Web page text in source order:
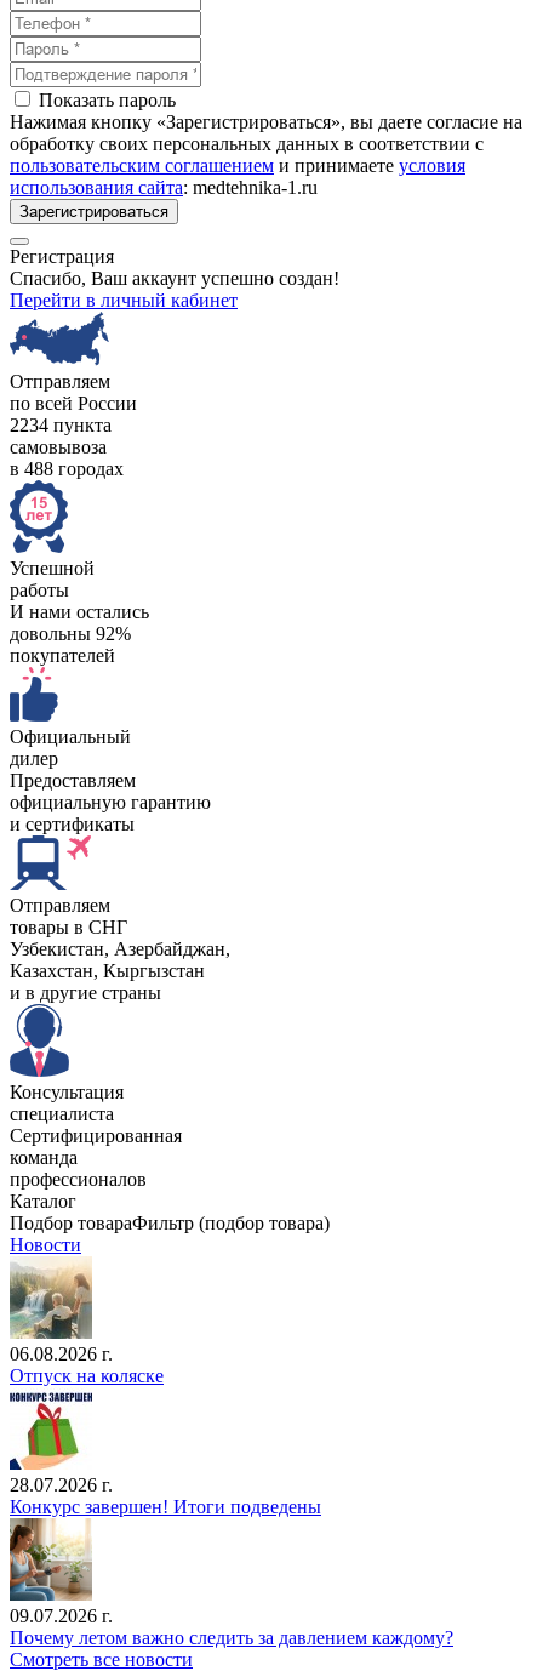
Показать пароль
Нажимая кнопку «Зарегистрироваться», вы даете согласие на
обработку своих персональных данных в соответствии с
пользовательским соглашением и принимаете условия
использования сайта: medtehnika-1.ru
Зарегистрироваться
Регистрация
Спасибо, Ваш аккаунт успешно создан!
Перейти в личный кабинет
Отправляем
по всей России
2234 пункта
самовывоза
в 488 городах
Успешной
работы
И нами остались
довольны 92%
покупателей
Официальный
дилер
Предоставляем
официальную гарантию
и сертификаты
Отправляем
товары в СНГ
Узбекистан, Aзербайджан,
Казахстан, Кыргызстан
и в другие страны
Консультация
специалиста
Сертифицированная
команда
профессионалов
Каталог
Подбор товараФильтр (подбор товара)
Новости
06.08.2026 г.
Отпуск на коляске
28.07.2026 г.
Конкурс завершен! Итоги подведены
09.07.2026 г.
Почему летом важно следить за давлением каждому?
Смотреть все новости